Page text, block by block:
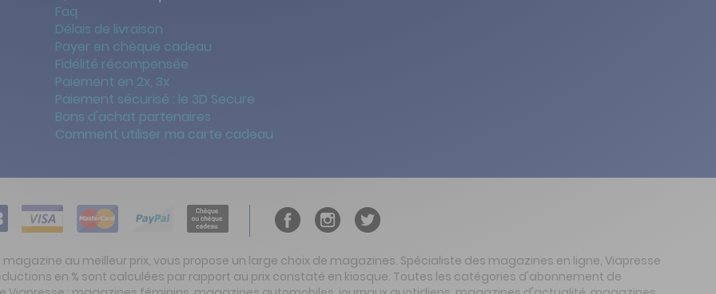
Faq
Délais de livraison
Payer en chèque cadeau
Fidélité récompensée
Paiement en 2x, 3x
Paiement sécurisé : le 3D Secure
Bons d'achat partenaires
Comment utiliser ma carte cadeau
au meilleur prix, vous propose un large choix de magazines. Spécialiste des magazines en ligne, Viapresse
en % sont calculées par rapport au prix constaté en kiosque. Toutes les catégories d'abonnement de